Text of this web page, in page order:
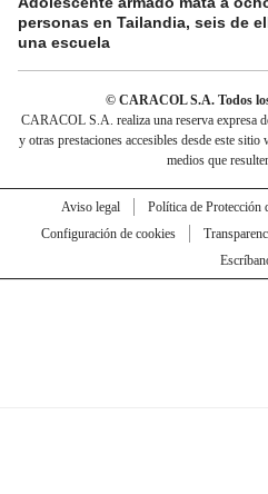
personas en Tailandia, seis de
una escuela
© CARACOL S.A. Todos
CARACOL S.A. realiza una reserva expresa
y otras prestaciones accesibles desde este
medios que
Aviso legal Política de Protección
Configuración de cookies